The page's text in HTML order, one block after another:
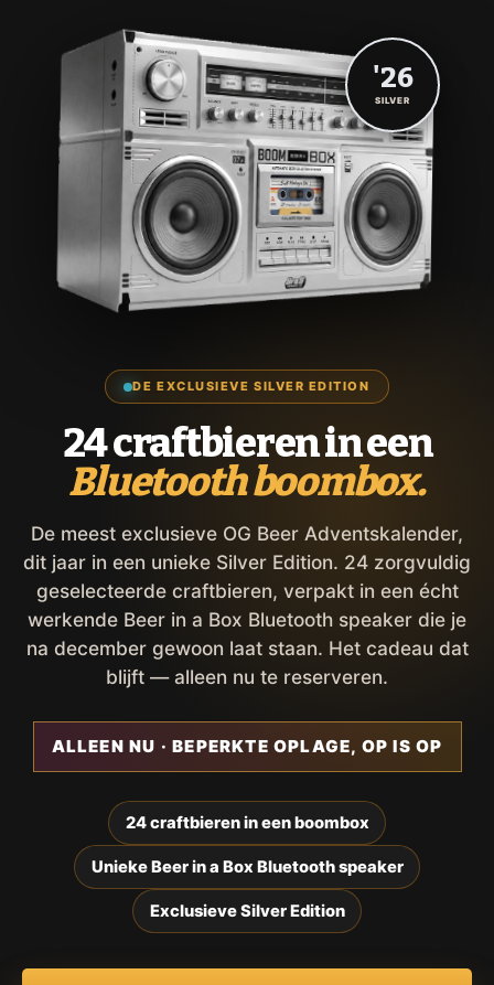
DE EXCLUSIEVE SILVER EDITION
24 craftbieren in een
Bluetooth boombox.
De meest exclusieve OG Beer Adventskalender,
dit jaar in een unieke Silver Edition. 24 zorgvuldig
geselecteerde craftbieren, verpakt in een écht
werkende Beer in a Box Bluetooth speaker die je
na december gewoon laat staan. Het cadeau dat
blijft — alleen nu te reserveren.
ALLEEN NU · BEPERKTE OPLAGE, OP IS OP
24 craftbieren in een boombox
Unieke Beer in a Box Bluetooth speaker
Exclusieve Silver Edition
'26
SILVER